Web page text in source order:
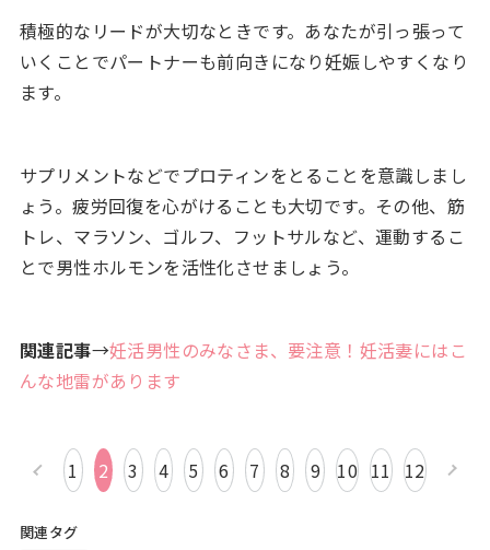
積極的なリードが大切なときです。あなたが引っ張って
いくことでパートナーも前向きになり妊娠しやすくなり
ます。
サプリメントなどでプロティンをとることを意識しまし
ょう。疲労回復を心がけることも大切です。その他、筋
トレ、マラソン、ゴルフ、フットサルなど、運動するこ
とで男性ホルモンを活性化させましょう。
関連記事→妊活男性のみなさま、要注意！妊活妻にはこ
んな地雷があります
1 2 3 4 5 6 7 8 9 10 11 12
関連タグ